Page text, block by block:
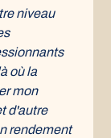
niveau
où la
mon
d'autre
rendement